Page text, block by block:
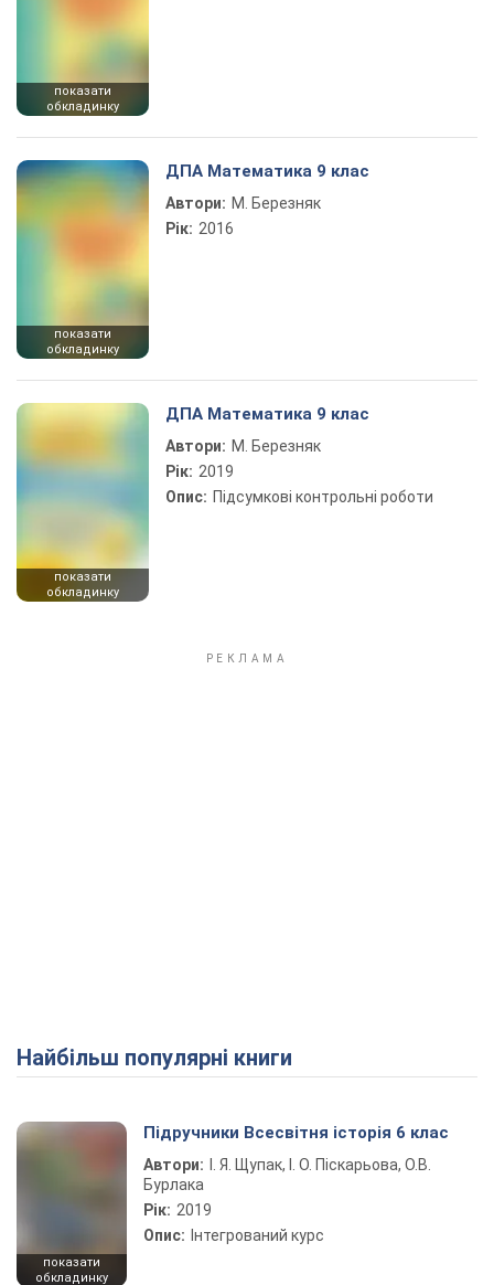
показати
обкладинку
показати
обкладинку
ДПА Математика 9 клас
Автори: М. Березняк
Рік: 2016
показати
обкладинку
ДПА Математика 9 клас
Автори: М. Березняк
Рік: 2019
Опис: Підсумкові контрольні роботи
Найбільш популярні книги
показати
обкладинку
Підручники Всесвітня історія 6 клас
Автори:
І. Я. Щупак, І. О. Піскарьова, О.В.
Бурлака
Рік: 2019
Опис: Інтегрований курс